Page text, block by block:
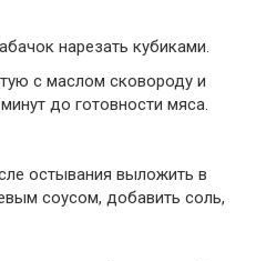
нарезать кубиками.
с маслом сковороду и
до готовности мяса.
остывания выложить в
соусом, добавить соль,